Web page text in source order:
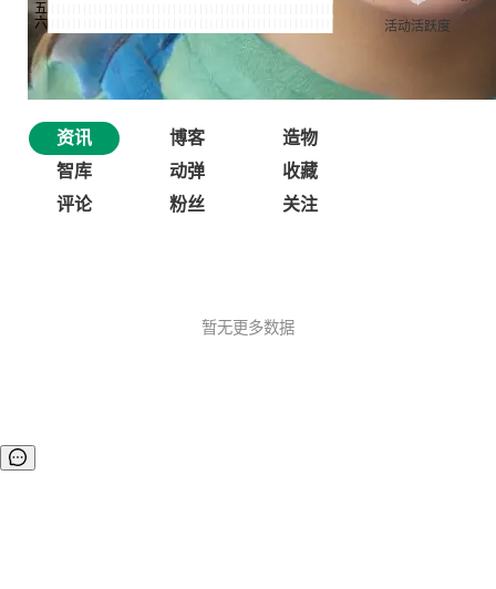
资讯 博客
造物
智库
动弹
收藏
评论
粉丝 关注
暂无更多数据